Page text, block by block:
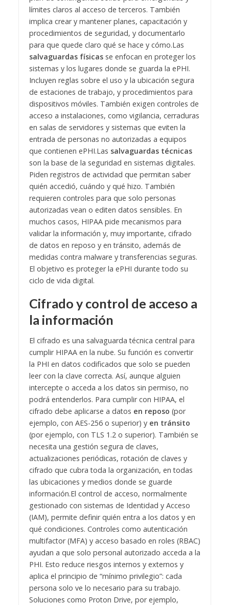
límites claros al acceso de terceros. También
implica crear y mantener planes, capacitación y
procedimientos de seguridad, y documentarlo
para que quede claro qué se hace y cómo.Las
salvaguardas físicasse enfocan en proteger los
sistemas y los lugares donde se guarda la ePHI.
Incluyen reglas sobre el uso y la ubicación segura
de estaciones de trabajo, y procedimientos para
dispositivos móviles. También exigen controles de
acceso a instalaciones, como vigilancia, cerraduras
en salas de servidores y sistemas que eviten la
entrada de personas no autorizadas a equipos
que contienen ePHI.Las salvaguardas técnicas
son la base de la seguridad en sistemas digitales.
Piden registros de actividad que permitan saber
quién accedió, cuándo y qué hizo. También
requieren controles para que solo personas
autorizadas vean o editen datos sensibles. En
muchos casos, HIPAA pide mecanismos para
validar la información y, muy importante, cifrado
de datos en reposo y en tránsito, además de
medidas contra malware y transferencias seguras.
El objetivo es proteger la ePHI durante todo su
ciclo de vida digital.
Cifrado y control de acceso a
la información
El cifrado es una salvaguarda técnica central para
cumplir HIPAA en la nube. Su función es convertir
la PHI en datos codificados que solo se pueden
leer con la clave correcta. Así, aunque alguien
intercepte o acceda a los datos sin permiso, no
podrá entenderlos. Para cumplir con HIPAA, el
cifrado debe aplicarse a datos en reposo (por
ejemplo, con AES-256 o superior) y en tránsito
(por ejemplo, con TLS 1.2 o superior). También se
necesita una gestión segura de claves,
actualizaciones periódicas, rotación de claves y
cifrado que cubra toda la organización, en todas
las ubicaciones y medios donde se guarde
información.El control de acceso, normalmente
gestionado con sistemas de Identidad y Acceso
(IAM), permite definir quién entra a los datos y en
qué condiciones. Controles como autenticación
multifactor (MFA) y acceso basado en roles (RBAC)
ayudan a que solo personal autorizado acceda a la
PHI. Esto reduce riesgos internos y externos y
aplica el principio de “mínimo privilegio”: cada
persona solo ve lo necesario para su trabajo.
Soluciones como Proton Drive, por ejemplo,